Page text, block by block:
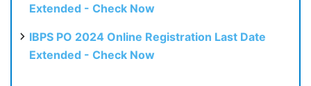
Extended - Check Now
IBPS PO 2024 Online Registration Last Date
Extended - Check Now